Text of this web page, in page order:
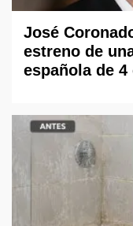
José
estreno de
española de